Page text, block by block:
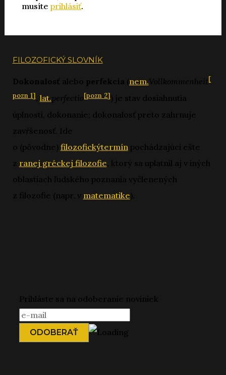
musíte prihlásiť.
FILOZOFICKÝ SLOVNÍK
Dokonalosť alebo perfekcia (nem.Vollkommenheit [
pozn 1], lat.perfectio[pozn 2]) je stav dosiahnutia
úplnosti, dokonanie; dokonalosť preto zahrnuje
zavŕšenosť. Ide
o (pôvodne) filozofickýtermín pochádzajúci ešte
z ranej gréckej filozofie , ktorý sa uplatnil aj v iných
oblastiach ľudského poznania vyčlenených
z filozofie (napr. v matematike).
Prihláste sa na odoberanie noviniek